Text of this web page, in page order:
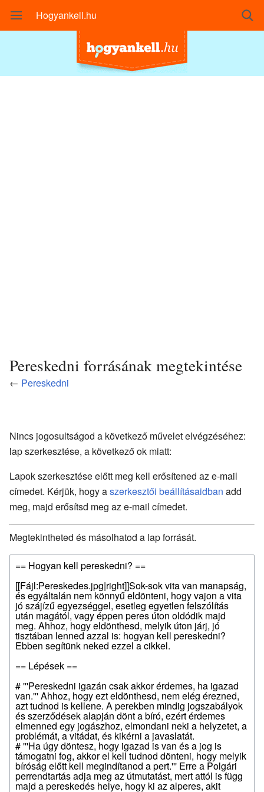
Hogyankell.hu
Pereskedni forrásának megtekintése
← Pereskedni
Nincs jogosultságod a következő művelet elvégzéséhez:
lap szerkesztése, a következő ok miatt:
Lapok szerkesztése előtt meg kell erősítened az e-mail
címedet. Kérjük, hogy aszerkesztői beállításaidban add
meg, majd erősítsd meg az e-mail címedet.
Megtekintheted és másolhatod a lap forrását.